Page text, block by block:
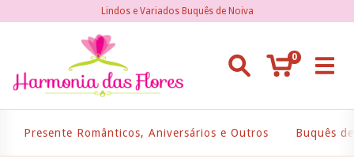
Lindos e Variados Buquês de Noiva
0
Presente Românticos, Aniversários e Outros Buquês